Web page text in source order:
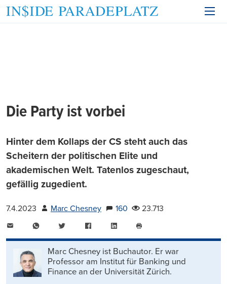
Die Party ist vorbei
Hinter dem Kollaps der CS steht auch das
Scheitern der politischen Elite und
akademischen Welt. Tatenlos zugeschaut,
gefällig zugedient.
7.4.2023 Marc Chesney 160
23.713
WhatsAppTwitter FacebookLinkedIn
drucken
Marc Chesney ist Buchautor. Er war
Professor am Institut für Banking und
Finance an der Universität Zürich.